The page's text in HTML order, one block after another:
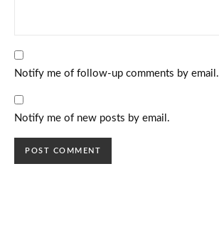
Notify me of follow-up comments by email.
Notify me of new posts by email.